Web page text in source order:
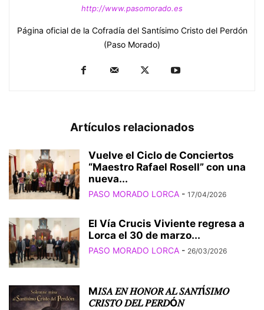
http://www.pasomorado.es
Página oficial de la Cofradía del Santísimo Cristo del Perdón
(Paso Morado)
Artículos relacionados
Vuelve el Ciclo de Conciertos
“Maestro Rafael Rosell” con una
nueva...
PASO MORADO LORCA - 17/04/2026
El Vía Crucis Viviente regresa a
Lorca el 30 de marzo...
PASO MORADO LORCA - 26/03/2026
M𝐼𝑆𝐴 𝐸𝑁 𝐻𝑂𝑁𝑂𝑅 𝐴𝐿 𝑆𝐴𝑁𝑇Í𝑆𝐼𝑀𝑂
𝐶𝑅𝐼𝑆𝑇𝑂 𝐷𝐸𝐿 𝑃𝐸𝑅𝐷Ó𝑁